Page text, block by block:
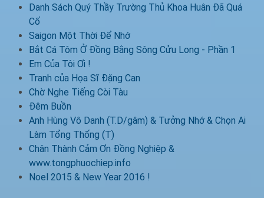
Danh Sách Quý Thầy Trường Thủ Khoa Huân Đã Quá
Cố
Saigon Một Thời Để Nhớ
Bắt Cá Tôm Ở Đồng Bằng Sông Cửu Long - Phần 1
Em Của Tôi Ơi !
Tranh của Họa Sĩ Đặng Can
Chờ Nghe Tiếng Còi Tàu
Đêm Buồn
Anh Hùng Vô Danh (T.D/gâm) & Tưởng Nhớ & Chọn Ai
Làm Tổng Thống (T)
Chân Thành Cảm Ơn Đồng Nghiệp &
www.tongphuochiep.info
Noel 2015 & New Year 2016 !